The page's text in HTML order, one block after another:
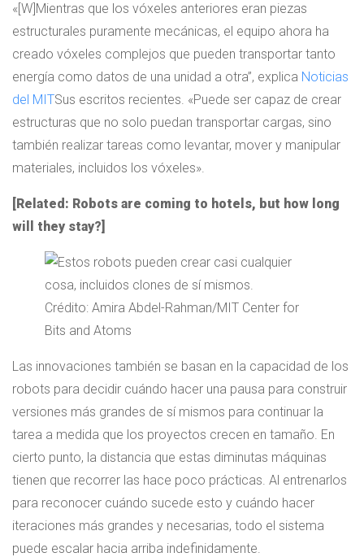
«[W]Mientras que los vóxeles anteriores eran piezas
estructurales puramente mecánicas, el equipo ahora ha
creado vóxeles complejos que pueden transportar tanto
energía como datos de una unidad a otra”, explica Noticias
del MITSus escritos recientes. «Puede ser capaz de crear
estructuras que no solo puedan transportar cargas, sino
también realizar tareas como levantar, mover y manipular
materiales, incluidos los vóxeles».
[Related: Robots are coming to hotels, but how long
will they stay?]
Crédito: Amira Abdel-Rahman/MIT Center for
Bits and Atoms
Las innovaciones también se basan en la capacidad de los
robots para decidir cuándo hacer una pausa para construir
versiones más grandes de sí mismos para continuar la
tarea a medida que los proyectos crecen en tamaño. En
cierto punto, la distancia que estas diminutas máquinas
tienen que recorrer las hace poco prácticas. Al entrenarlos
para reconocer cuándo sucede esto y cuándo hacer
iteraciones más grandes y necesarias, todo el sistema
puede escalar hacia arriba indefinidamente.